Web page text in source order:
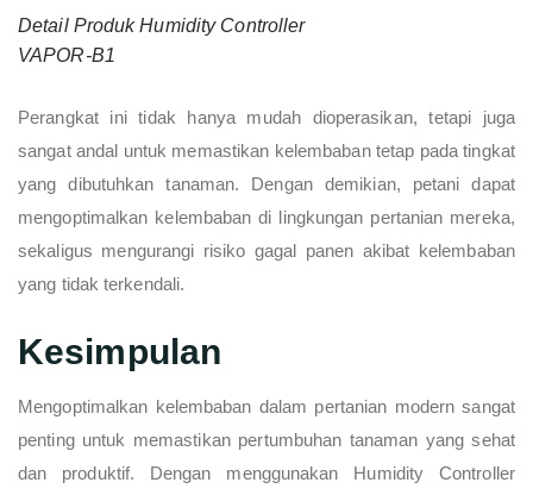
Detail Produk Humidity Controller
VAPOR-B1
Perangkat ini tidak hanya mudah dioperasikan, tetapi juga
sangat andal untuk memastikan kelembaban tetap pada tingkat
yang dibutuhkan tanaman. Dengan demikian, petani dapat
mengoptimalkan kelembaban di lingkungan pertanian mereka,
sekaligus mengurangi risiko gagal panen akibat kelembaban
yang tidak terkendali.
Kesimpulan
Mengoptimalkan kelembaban dalam pertanian modern sangat
penting untuk memastikan pertumbuhan tanaman yang sehat
dan produktif. Dengan menggunakan Humidity Controller